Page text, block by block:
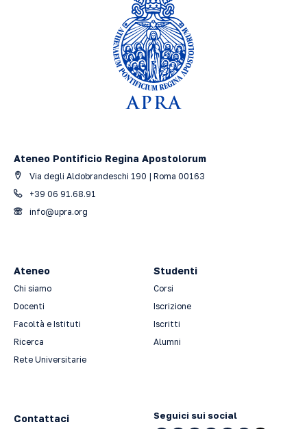
Ateneo Pontificio Regina Apostolorum
Via degli Aldobrandeschi 190 | Roma 00163
+39 06 91.68.91
info@upra.org
Ateneo
Chi siamo
Docenti
Facoltà e Istituti
Ricerca
Rete Universitarie
Studenti
Corsi
Iscrizione
Iscritti
Alumni
Contattaci Seguici sui social